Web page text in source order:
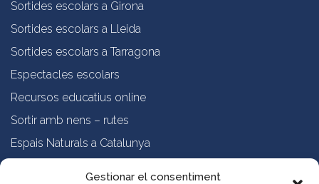
Gestionar el consentiment
Sortides escolars a Girona
Sortides escolars a Lleida
Sortides escolars a Tarragona
Espectacles escolars
Recursos educatius online
Sortir amb nens – rutes
Espais Naturals a Catalunya